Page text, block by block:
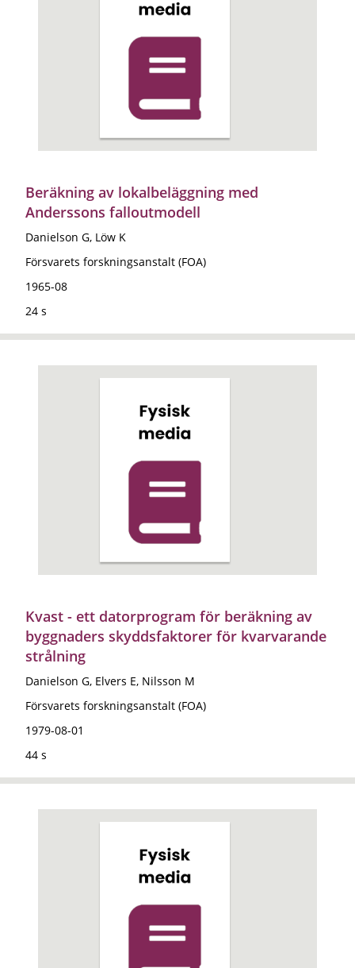
Beräkning av lokalbeläggning med
Anderssons falloutmodell
Danielson G, Löw K
Försvarets forskningsanstalt (FOA)
1965-08
24 s
Kvast - ett datorprogram för beräkning av
byggnaders skyddsfaktorer för kvarvarande
strålning
Danielson G, Elvers E, Nilsson M
Försvarets forskningsanstalt (FOA)
1979-08-01
44 s